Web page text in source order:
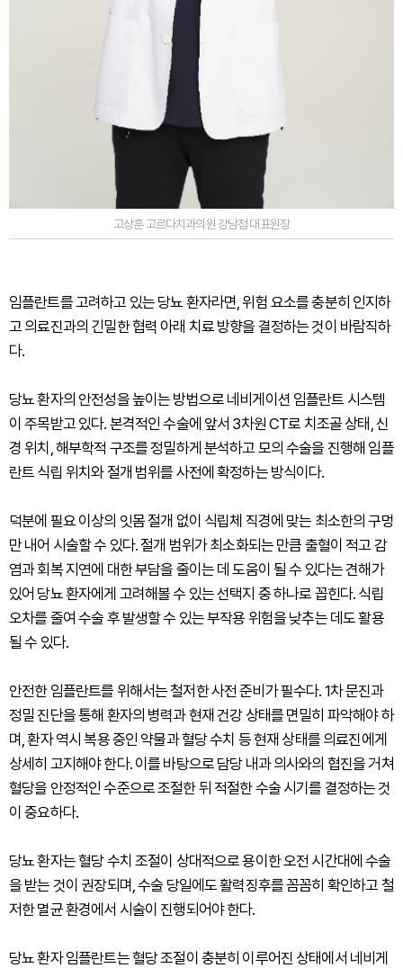
고상훈 고르다치과의원 강남점 대표원장
임플란트를 고려하고 있는 당뇨 환자라면, 위험 요소를 충분히 인지하
고 의료진과의 긴밀한 협력 아래 치료 방향을 결정하는 것이 바람직하
다.
당뇨 환자의 안전성을 높이는 방법으로 네비게이션 임플란트 시스템
이 주목받고 있다. 본격적인 수술에 앞서 3차원 CT로 치조골 상태, 신
경 위치, 해부학적 구조를 정밀하게 분석하고 모의 수술을 진행해 임플
란트 식립 위치와 절개 범위를 사전에 확정하는 방식이다.
덕분에 필요 이상의 잇몸 절개 없이 식립체 직경에 맞는 최소한의 구멍
만 내어 시술할 수 있다. 절개 범위가 최소화되는 만큼 출혈이 적고 감
염과 회복 지연에 대한 부담을 줄이는 데 도움이 될 수 있다는 견해가
있어 당뇨 환자에게 고려해볼 수 있는 선택지 중 하나로 꼽힌다. 식립
오차를 줄여 수술 후 발생할 수 있는 부작용 위험을 낮추는 데도 활용
될 수 있다.
안전한 임플란트를 위해서는 철저한 사전 준비가 필수다. 1차 문진과
정밀 진단을 통해 환자의 병력과 현재 건강 상태를 면밀히 파악해야 하
며, 환자 역시 복용 중인 약물과 혈당 수치 등 현재 상태를 의료진에게
상세히 고지해야 한다. 이를 바탕으로 담당 내과 의사와의 협진을 거쳐
혈당을 안정적인 수준으로 조절한 뒤 적절한 수술 시기를 결정하는 것
이 중요하다.
당뇨 환자는 혈당 수치 조절이 상대적으로 용이한 오전 시간대에 수술
을 받는 것이 권장되며, 수술 당일에도 활력징후를 꼼꼼히 확인하고 철
저한 멸균 환경에서 시술이 진행되어야 한다.
당뇨 환자 임플란트는 혈당 조절이 충분히 이루어진 상태에서 네비게